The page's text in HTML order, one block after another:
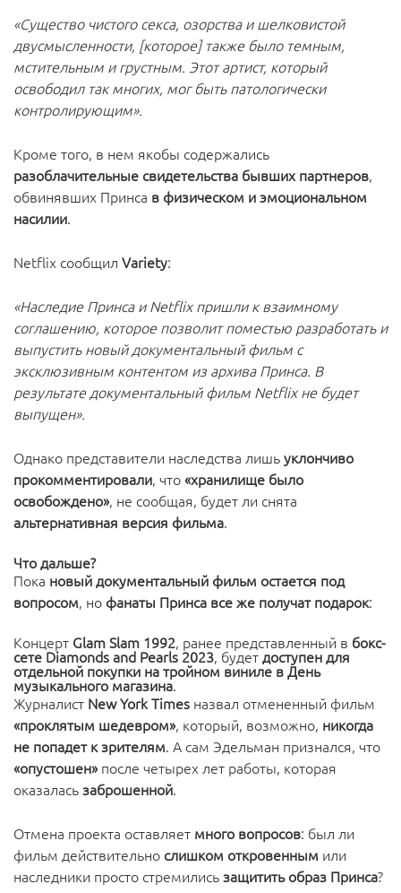
«Существо чистого секса, озорства и шелковистой
двусмысленности, [которое] также было темным,
мстительным и грустным. Этот артист, который
освободил так многих, мог быть патологически
контролирующим».
Кроме того, в нем якобы содержались
разоблачительные свидетельства бывших партнеров,
обвинявших Принса в физическом и эмоциональном
насилии.
Netflix сообщил Variety:
«Наследие Принса и Netflix пришли к взаимному
соглашению, которое позволит поместью разработать и
выпустить новый документальный фильм с
эксклюзивным контентом из архива Принса. В
результате документальный фильм Netflix не будет
выпущен».
Однако представители наследства лишьуклончиво
прокомментировали, что«хранилище было
освобождено», не сообщая, будет ли снята
альтернативная версия фильма.
Что дальше?
Пока новый документальный фильм остается под
вопросом, но фанаты Принса все же получат подарок:
Концерт Glam Slam 1992, ранее представленный в бокс-
сете Diamonds and Pearls 2023, будетдоступен для
отдельной покупки на тройном виниле в День
музыкального магазина.
Журналист New York Times назвал отмененный фильм
«проклятым шедевром», который, возможно, никогда
не попадет к зрителям. А сам Эдельман признался, что
«опустошен»после четырех лет работы, которая
оказаласьзаброшенной.
Отмена проекта оставляет много вопросов: был ли
фильм действительно слишком откровенным или
наследники просто стремилисьзащитить образ Принса?